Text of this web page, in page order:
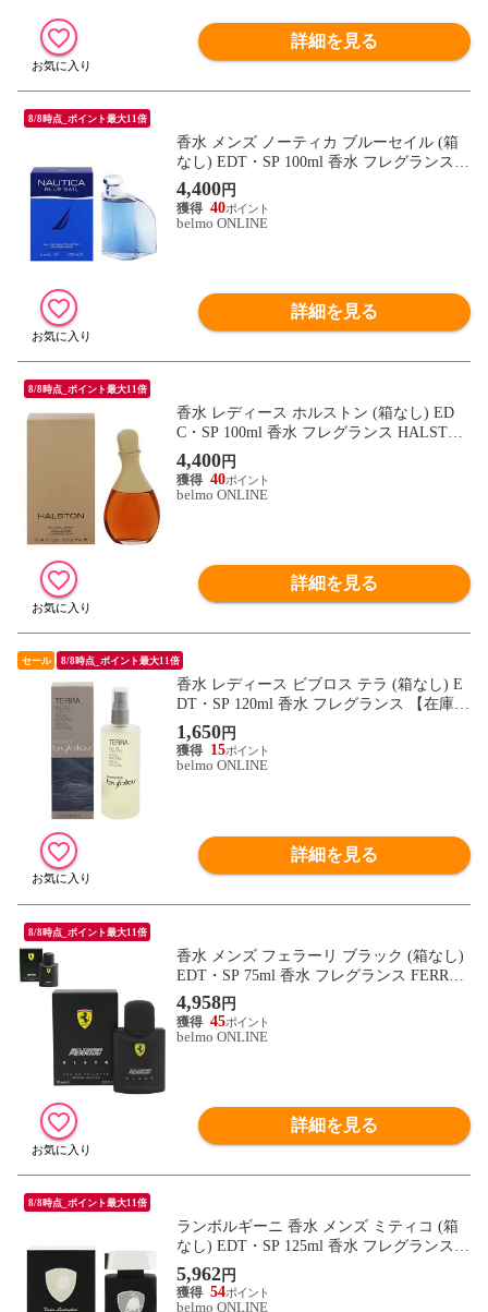
詳細を見る
8/8時点_ポイント最大11倍
香水 メンズ ノーティカ ブルーセイル (箱
なし) EDT・SP 100ml 香水 フレグランス N
AUTICA BLUE SAIL 新品 未使用
4,400円
40
belmo ONLINE
詳細を見る
8/8時点_ポイント最大11倍
香水 レディース ホルストン (箱なし) ED
C・SP 100ml 香水 フレグランス HALSTON
COLOGNE 新品 未使用
4,400円
40
belmo ONLINE
詳細を見る
セール 8/8時点_ポイント最大11倍
香水 レディース ビブロス テラ (箱なし) E
DT・SP 120ml 香水 フレグランス 【在庫限
り】 BYBLOS TERRA 新品 未使用
1,650円
15
belmo ONLINE
詳細を見る
8/8時点_ポイント最大11倍
香水 メンズ フェラーリ ブラック (箱なし)
EDT・SP 75ml 香水 フレグランス FERRAR
I BLACK 新品 未使用
4,958円
45
belmo ONLINE
詳細を見る
8/8時点_ポイント最大11倍
ランボルギーニ 香水 メンズ ミティコ (箱
なし) EDT・SP 125ml 香水 フレグランス
MITICO LAMBORGHINI 新品 未使用
5,962円
54
belmo ONLINE